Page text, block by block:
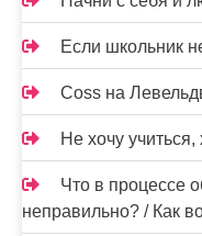
Если школьник
Coss на
Не хочу
Что в процессе
неправильно? / Как